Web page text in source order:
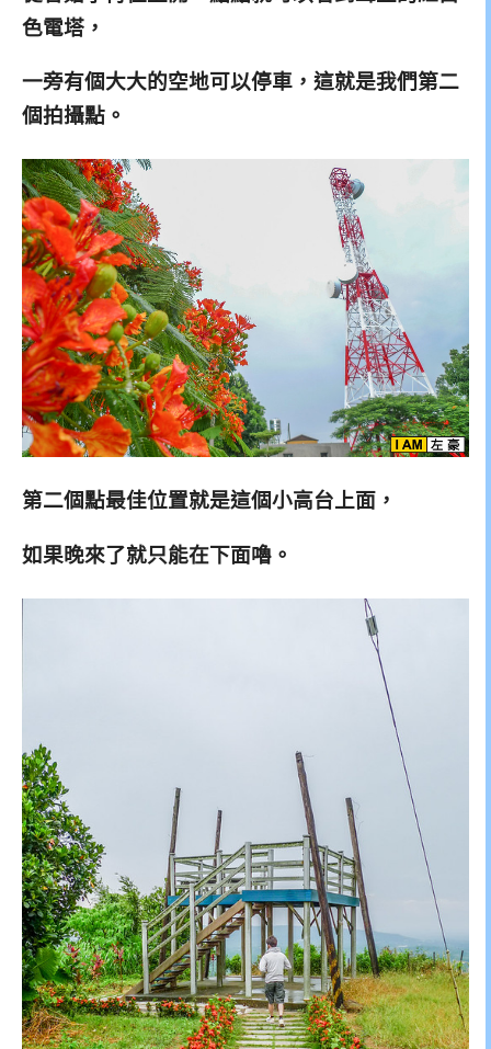
色電塔，
一旁有個大大的空地可以停車，這就是我們第二
個拍攝點。
第二個點最佳位置就是這個小高台上面，
如果晚來了就只能在下面嚕。